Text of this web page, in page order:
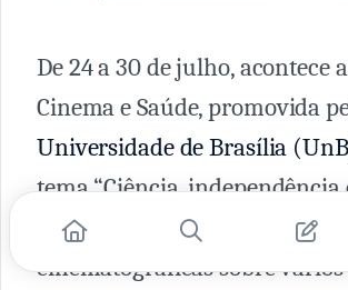
De 24 a 30 de julho, acontece
Cinema e Saúde, promovida
Universidade de Brasília
tema “Ciência, independência
soberania nacional”, a mostra
cinematográficas sobre